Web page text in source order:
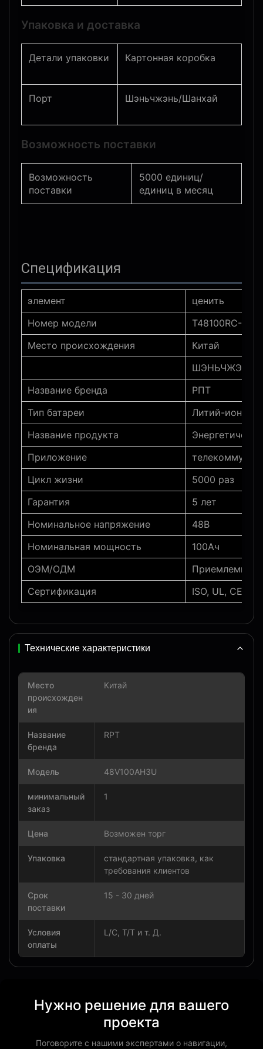
Упаковка и доставка
Детали упаковки Картонная коробка
Порт Шэньчжэнь/Шанхай
Возможность поставки
Возможность
поставки
5000 единиц/
единиц в месяц
Спецификация
элемент
ценить
Номер модели
Т48100RC-3U
Место происхождения
Китай
ШЭНЬЧЖЭНЬ
Название бренда
РПТ
Тип батареи
Литий-ионный,
Название продукта
Приложение
Цикл жизни
5000 раз
Гарантия
5 лет
Номинальное напряжение
48В
Номинальная мощность
100Ач
ОЭМ/ОДМ
Приемлемый
Сертификация
ISO, UL, CE,
Технические характеристики
Место
происхожден
ия
Китай
Название
бренда
RPT
Модель 48V100AH3U
минимальный
заказ
1
Цена Возможен торг
Упаковка
стандартная упаковка, как
требования клиентов
Срок
поставки
15 - 30 дней
Условия
оплаты
L/C, T/T и т. Д.
Нужно решение для вашего
проекта
Поговорите с нашими экспертами о навигации,